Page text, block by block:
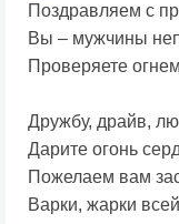
Поздравляем с
Вы – мужчины
Проверяете огнем
Дружбу, драйв,
Дарите огонь
Пожелаем вам
Варки, жарки